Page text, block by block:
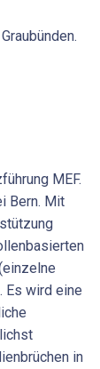
MEF.
Bern. Mit
Es wird eine
in